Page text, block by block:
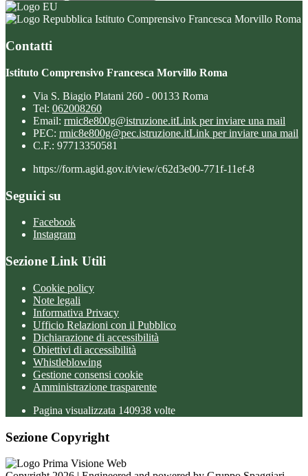
Istituto Comprensivo Francesca Morvillo Roma
Contatti
Istituto Comprensivo Francesca Morvillo Roma
Via S. Biagio Platani 260 - 00133 Roma
Tel: 062008260
Email: rmic8e800g@istruzione.itLink per inviare una mail
PEC: rmic8e800g@pec.istruzione.itLink per inviare una mail
C.F.: 97713350581
https://form.agid.gov.it/view/c62d3e00-771f-11ef-8
Seguici su
Facebook
Instagram
Sezione Link Utili
Cookie policy
Note legali
Informativa Privacy
Ufficio Relazioni con il Pubblico
Dichiarazione di accessibilità
Obiettivi di accessibilità
Whistleblowing
Gestione consensi cookie
Amministrazione trasparente
Pagina visualizzata 140938 volte
Sezione Copyright